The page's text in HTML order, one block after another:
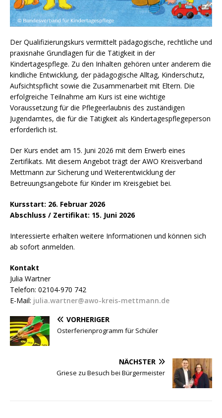
Der Qualifizierungskurs vermittelt pädagogische, rechtliche und
praxisnahe Grundlagen für die Tätigkeit in der
Kindertagespflege. Zu den Inhalten gehören unter anderem die
kindliche Entwicklung, der pädagogische Alltag, Kinderschutz,
Aufsichtspflicht sowie die Zusammenarbeit mit Eltern. Die
erfolgreiche Teilnahme am Kurs ist eine wichtige
Voraussetzung für die Pflegeerlaubnis des zuständigen
Jugendamtes, die für die Tätigkeit als Kindertagespflegeperson
erforderlich ist.
Der Kurs endet am 15. Juni 2026 mit dem Erwerb eines
Zertifikats. Mit diesem Angebot trägt der AWO Kreisverband
Mettmann zur Sicherung und Weiterentwicklung der
Betreuungsangebote für Kinder im Kreisgebiet bei.
Kursstart: 26. Februar 2026
Abschluss / Zertifikat: 15. Juni 2026
Interessierte erhalten weitere Informationen und können sich
ab sofort anmelden.
Kontakt
Julia Wartner
Telefon: 02104-970 742
E-Mail: julia.wartner@awo-kreis-mettmann.de
VORHERIGER
Osterferienprogramm für Schüler
NÄCHSTER
Griese zu Besuch bei Bürgermeister